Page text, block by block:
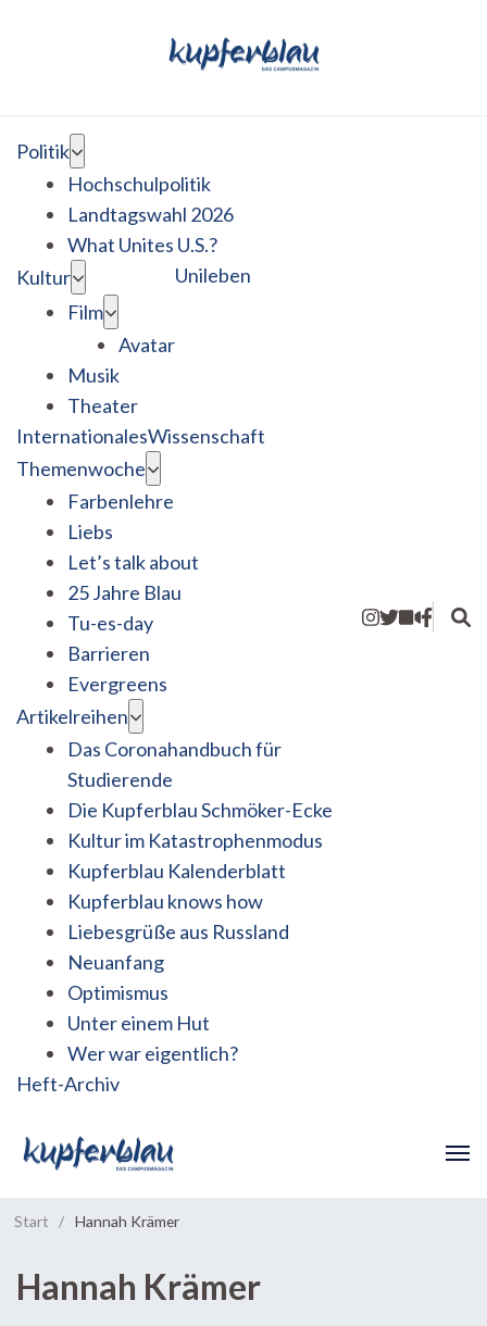
Politik
Hochschulpolitik
Landtagswahl 2026
What Unites U.S.?
Kultur
Film
Avatar
Musik
Theater
Unileben
InternationalesWissenschaft
Themenwoche
Farbenlehre
Liebs
Let’s talk about
25 Jahre Blau
Tu-es-day
Barrieren
Evergreens
Artikelreihen
Das Coronahandbuch für
Studierende
Die Kupferblau Schmöker-Ecke
Kultur im Katastrophenmodus
Kupferblau Kalenderblatt
Kupferblau knows how
Liebesgrüße aus Russland
Neuanfang
Optimismus
Unter einem Hut
Wer war eigentlich?
Heft-Archiv
Start / Hannah Krämer
Hannah Krämer